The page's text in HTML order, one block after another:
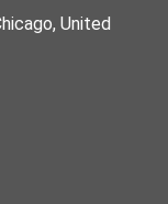
United